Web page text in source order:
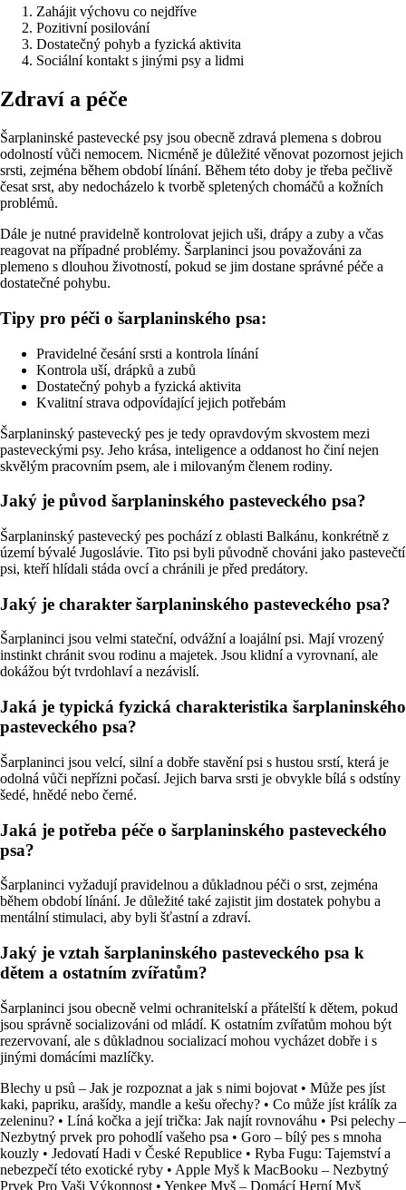
Zahájit výchovu co nejdříve
Pozitivní posilování
Dostatečný pohyb a fyzická aktivita
Sociální kontakt s jinými psy a lidmi
Zdraví a péče
Šarplaninské pastevecké psy jsou obecně zdravá plemena s dobrou
odolností vůči nemocem. Nicméně je důležité věnovat pozornost jejich
srsti, zejména během období línání. Během této doby je třeba pečlivě
česat srst, aby nedocházelo k tvorbě spletených chomáčů a kožních
problémů.
Dále je nutné pravidelně kontrolovat jejich uši, drápy a zuby a včas
reagovat na případné problémy. Šarplaninci jsou považováni za
plemeno s dlouhou životností, pokud se jim dostane správné péče a
dostatečné pohybu.
Tipy pro péči o šarplaninského psa:
Pravidelné česání srsti a kontrola línání
Kontrola uší, drápků a zubů
Dostatečný pohyb a fyzická aktivita
Kvalitní strava odpovídající jejich potřebám
Šarplaninský pastevecký pes je tedy opravdovým skvostem mezi
pasteveckými psy. Jeho krása, inteligence a oddanost ho činí nejen
skvělým pracovním psem, ale i milovaným členem rodiny.
Jaký je původ šarplaninského pasteveckého psa?
Šarplaninský pastevecký pes pochází z oblasti Balkánu, konkrétně z
území bývalé Jugoslávie. Tito psi byli původně chováni jako pastevečtí
psi, kteří hlídali stáda ovcí a chránili je před predátory.
Jaký je charakter šarplaninského pasteveckého psa?
Šarplaninci jsou velmi stateční, odvážní a loajální psi. Mají vrozený
instinkt chránit svou rodinu a majetek. Jsou klidní a vyrovnaní, ale
dokážou být tvrdohlaví a nezávislí.
Jaká je typická fyzická charakteristika šarplaninského
pasteveckého psa?
Šarplaninci jsou velcí, silní a dobře stavění psi s hustou srstí, která je
odolná vůči nepřízni počasí. Jejich barva srsti je obvykle bílá s odstíny
šedé, hnědé nebo černé.
Jaká je potřeba péče o šarplaninského pasteveckého
psa?
Šarplaninci vyžadují pravidelnou a důkladnou péči o srst, zejména
během období línání. Je důležité také zajistit jim dostatek pohybu a
mentální stimulaci, aby byli šťastní a zdraví.
Jaký je vztah šarplaninského pasteveckého psa k
dětem a ostatním zvířatům?
Šarplaninci jsou obecně velmi ochranitelskí a přátelští k dětem, pokud
jsou správně socializováni od mládí. K ostatním zvířatům mohou být
rezervovaní, ale s důkladnou socializací mohou vycházet dobře i s
jinými domácími mazlíčky.
Blechy u psů – Jak je rozpoznat a jak s nimi bojovat • Může pes jíst
kaki, papriku, arašídy, mandle a kešu ořechy? • Co může jíst králík za
zeleninu? • Líná kočka a její trička: Jak najít rovnováhu • Psi pelechy –
Nezbytný prvek pro pohodlí vašeho psa • Goro – bílý pes s mnoha
kouzly • Jedovatí Hadi v České Republice • Ryba Fugu: Tajemství a
nebezpečí této exotické ryby • Apple Myš k MacBooku – Nezbytný
Prvek Pro Vaši Výkonnost • Yenkee Myš – Domácí Herní Myš